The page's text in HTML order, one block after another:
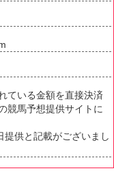
ている金額を直接決済
競馬予想提供サイトに
提供と記載がございまし